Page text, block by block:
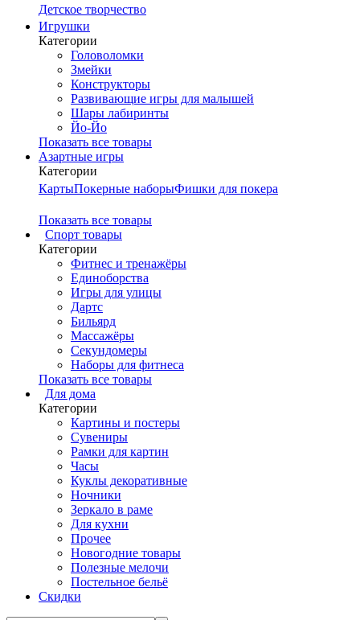
Детское творчество
Игрушки
Категории
Головоломки
Змейки
Конструкторы
Развивающие игры для малышей
Шары лабиринты
Йо-Йо
Показать все товары
Азартные игры
Категории
КартыПокерные наборыФишки для покера
Показать все товары
Cпорт товары
Категории
Фитнес и тренажёры
Единоборства
Игры для улицы
Дартс
Бильярд
Массажёры
Секундомеры
Наборы для фитнеса
Показать все товары
Для дома
Категории
Картины и постеры
Сувениры
Рамки для картин
Часы
Куклы декоративные
Ночники
Зеркало в раме
Для кухни
Прочее
Новогодние товары
Полезные мелочи
Постельное бельё
Скидки